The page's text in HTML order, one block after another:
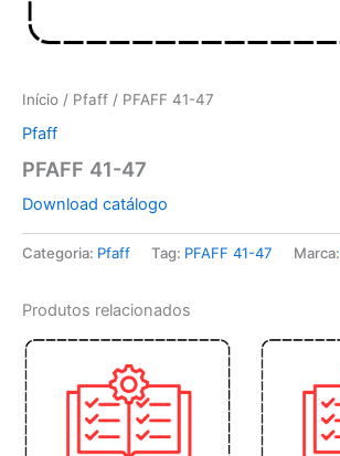
Início / Pfaff / PFAFF 41-47
Pfaff
PFAFF 41-47
Download catálogo
Categoria: Pfaff Tag: PFAFF 41-47 Marca:
Produtos relacionados